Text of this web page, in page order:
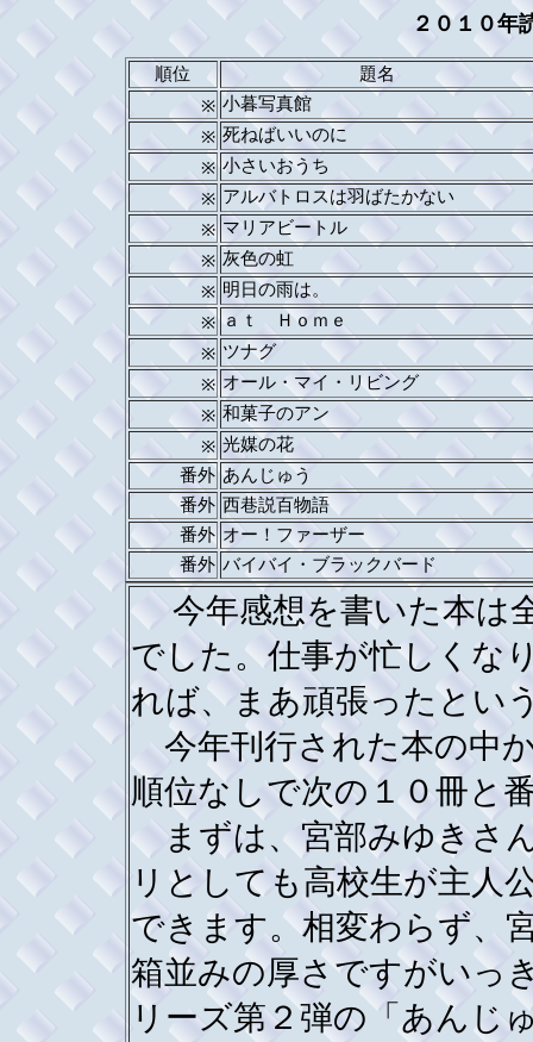
２０１０年
順位
題名
※ 小暮写真館
※ 死ねばいいのに
※ 小さいおうち
※ アルバトロスは羽ばたかない
※ マリアビートル
※ 灰色の虹
※ 明日の雨は。
※
ａｔ Ｈｏｍｅ
※ ツナグ
※ オール・マイ・リビング
※ 和菓子のアン
※ 光媒の花
番外 あんじゅう
番外 西巷説百物語
番外 オー！ファーザー
番外 バイバイ・ブラックバード
今年感想を書いた本は
でした。仕事が忙しくな
れば、まあ頑張ったとい
今年刊行された本の中
順位なしで次の１０冊と
まずは、宮部みゆきさ
リとしても高校生が主人
できます。相変わらず、
箱並みの厚さですがいっ
リーズ第２弾の「あんじ